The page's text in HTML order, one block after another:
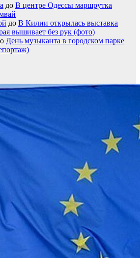
до В центре Одессы маршрутка
до В Килии открылась выставка
вышивает без рук (фото)
День музыканта в городском парке